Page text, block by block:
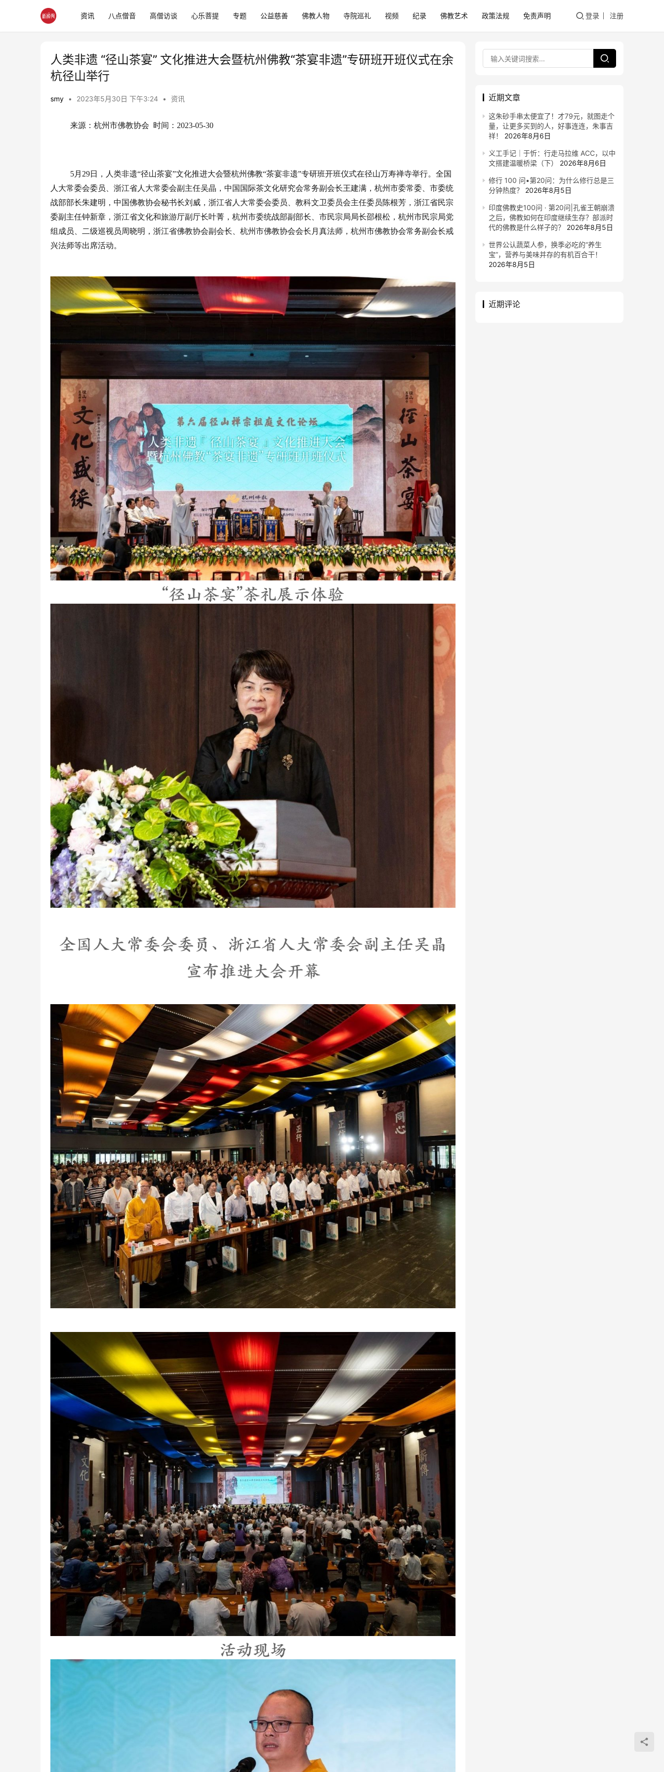
资讯 八点僧音 高僧访谈 心乐菩提 专题 公益慈善 佛教人物 寺院巡礼 视频 纪录 佛教艺术 政策法规 免责声明 登录 注册
人类非遗 “径山茶宴” 文化推进大会暨杭州佛教“茶宴非遗”专研班开班仪式在余
杭径山举行
smy • 2023年5月30日 下午3:24 • 资讯
来源：杭州市佛教协会  时间：2023-05-30
5月29日，人类非遗“径山茶宴”文化推进大会暨杭州佛教“茶宴非遗”专研班开班仪式在径山万寿禅寺举行。全国
人大常委会委员、浙江省人大常委会副主任吴晶，中国国际茶文化研究会常务副会长王建满，杭州市委常委、市委统
战部部长朱建明，中国佛教协会秘书长刘威，浙江省人大常委会委员、教科文卫委员会主任委员陈根芳，浙江省民宗
委副主任钟新章，浙江省文化和旅游厅副厅长叶菁，杭州市委统战部副部长、市民宗局局长邵根松，杭州市民宗局党
组成员、二级巡视员周晓明，浙江省佛教协会副会长、杭州市佛教协会会长月真法师，杭州市佛教协会常务副会长戒
兴法师等出席活动。
近期文章
这朱砂手串太便宜了！才79元，就图走个
量，让更多买到的人，好事连连，朱事吉
祥！
2026年8月6日
义工手记｜于忻：行走马拉维 ACC，以中
文搭建温暖桥梁（下）
2026年8月6日
修行 100 问•第20问：为什么修行总是三
分钟热度？
2026年8月5日
印度佛教史100问 · 第20问|孔雀王朝崩溃
之后，佛教如何在印度继续生存？部派时
代的佛教是什么样子的？
2026年8月5日
世界公认蔬菜人参，换季必吃的“养生
宝”，营养与美味并存的有机百合干！
2026年8月5日
近期评论